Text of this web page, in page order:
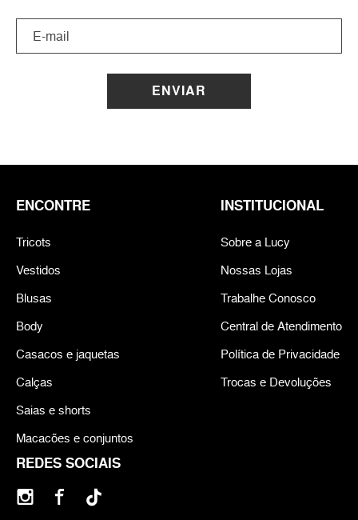
ENVIAR
REDES SOCIAIS
ENCONTRE
Tricots
Vestidos
Blusas
Body
Casacos e jaquetas
Calças
Saias e shorts
Macacões e conjuntos
INSTITUCIONAL
Sobre a Lucy
Nossas Lojas
Trabalhe Conosco
Central de Atendimento
Política de Privacidade
Trocas e Devoluções